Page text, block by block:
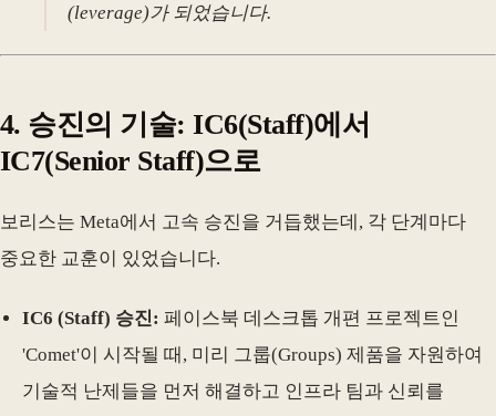
(leverage)가 되었습니다.
4. 승진의 기술: IC6(Staff)에서
IC7(Senior Staff)으로
보리스는 Meta에서 고속 승진을 거듭했는데, 각 단계마다
중요한 교훈이 있었습니다.
IC6 (Staff) 승진: 페이스북 데스크톱 개편 프로젝트인
'Comet'이 시작될 때, 미리 그룹(Groups) 제품을 자원하여
기술적 난제들을 먼저 해결하고 인프라 팀과 신뢰를